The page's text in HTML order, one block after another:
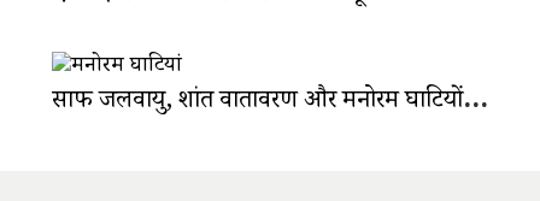
साफ जलवायु, शांत वातावरण और मनोरम घाटियों से सजा है कर्जत